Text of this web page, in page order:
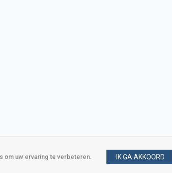
om uw ervaring te verbeteren. IK GA AKKOORD